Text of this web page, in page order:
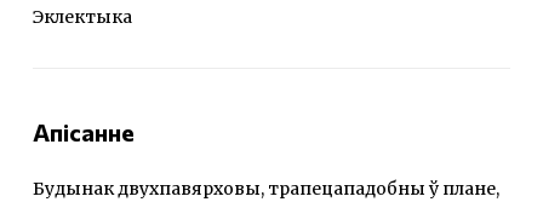
Эклектыка
Апісанне
Будынак двухпавярховы, трапецападобны ў плане,